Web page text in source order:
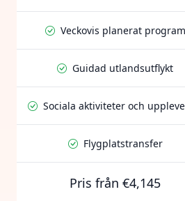
Veckovis planerat program
Guidad utlandsutflykt
Sociala aktiviteter och
Flygplatstransfer
Pris från €4,145